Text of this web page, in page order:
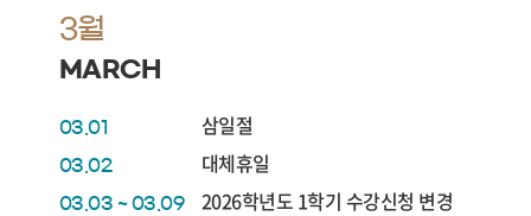
3월
MARCH
03.01 삼일절
03.02 대체휴일
03.03 ~ 03.09 2026학년도 1학기 수강신청 변경